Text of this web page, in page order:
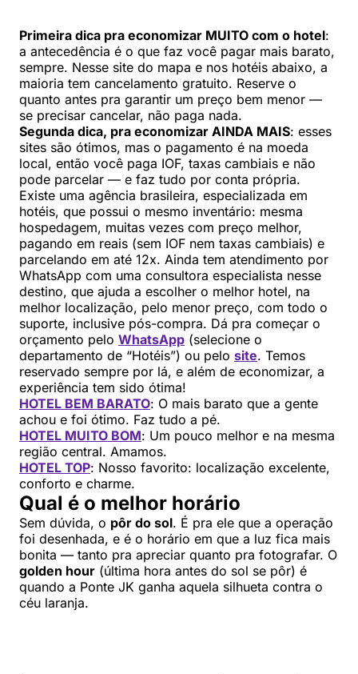
Primeira dica pra economizar MUITO com o hotel:
a antecedência é o que faz você pagar mais barato,
sempre. Nesse site do mapa e nos hotéis abaixo, a
maioria tem cancelamento gratuito. Reserve o
quanto antes pra garantir um preço bem menor —
se precisar cancelar, não paga nada.
Segunda dica, pra economizar AINDA MAIS: esses
sites são ótimos, mas o pagamento é na moeda
local, então você paga IOF, taxas cambiais e não
pode parcelar — e faz tudo por conta própria.
Existe uma agência brasileira, especializada em
hotéis, que possui o mesmo inventário: mesma
hospedagem, muitas vezes com preço melhor,
pagando em reais (sem IOF nem taxas cambiais) e
parcelando em até 12x. Ainda tem atendimento por
WhatsApp com uma consultora especialista nesse
destino, que ajuda a escolher o melhor hotel, na
melhor localização, pelo menor preço, com todo o
suporte, inclusive pós-compra. Dá pra começar o
orçamento pelo WhatsApp (selecione o
departamento de “Hotéis”) ou pelo site. Temos
reservado sempre por lá, e além de economizar, a
experiência tem sido ótima!
HOTEL BEM BARATO: O mais barato que a gente
achou e foi ótimo. Faz tudo a pé.
HOTEL MUITO BOM: Um pouco melhor e na mesma
região central. Amamos.
HOTEL TOP: Nosso favorito: localização excelente,
conforto e charme.
Qual é o melhor horário
Sem dúvida, o pôr do sol. É pra ele que a operação
foi desenhada, e é o horário em que a luz fica mais
bonita — tanto pra apreciar quanto pra fotografar. O
golden hour (última hora antes do sol se pôr) é
quando a Ponte JK ganha aquela silhueta contra o
céu laranja.